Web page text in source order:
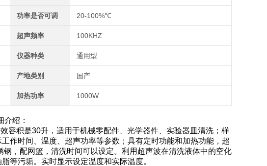
功率是否可调 20-100%℃
超声频率 100KHZ
仪器种类 通用型
产地类别 国产
加热功率 1000W
介绍：
容积是30升，适用于机械零配件、光学器件、实验器皿清洗；样
作时间、温度、超声功率等参数；具有定时功能和加热功能，超
，配网篮，清洗时间可以设定。利用超声波在清洗液体中的空化
等污垢。实时显示设定温度和实际温度。